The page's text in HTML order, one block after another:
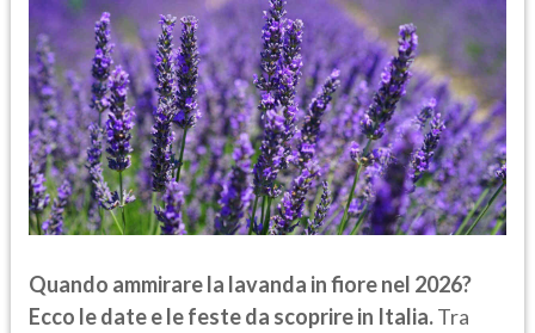
Quando ammirare la lavanda in fiore nel 2026?
Ecco le date e le feste da scoprire in Italia.Tra